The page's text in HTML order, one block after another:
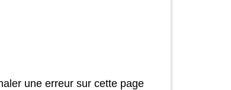
une erreur sur cette page